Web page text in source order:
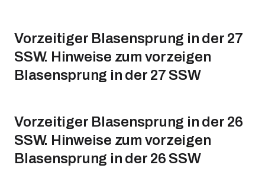
Vorzeitiger Blasensprung in der 27
SSW. Hinweise zum vorzeigen
Blasensprung in der 27 SSW
Vorzeitiger Blasensprung in der 26
SSW. Hinweise zum vorzeigen
Blasensprung in der 26 SSW